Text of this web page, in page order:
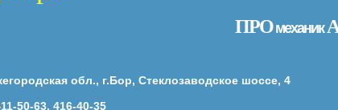
ПРО механикА
обл., г.Бор, Стеклозаводское шоссе, 4
50-63, 416-40-35